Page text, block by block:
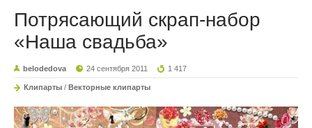
Потрясающий скрап-набор
«Наша свадьба»
belodedova 24 сентября 2011 1 417
Клипарты / Векторные клипарты